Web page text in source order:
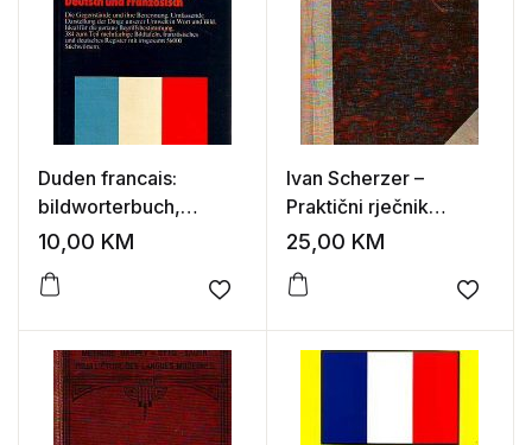
Duden francais:
bildworterbuch,
deutsch und
10,00 KM
Add to wishlist
Ivan Scherzer –
Praktični rječnik
hrvatsko-srpskog i
25,00 KM
Add